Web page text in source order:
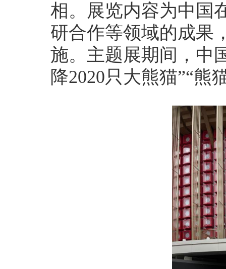
相。展览内容为中国
研合作等领域的成果
施。主题展期间，中
降2020只大熊猫”“熊